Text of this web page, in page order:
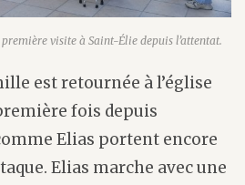
visite à Saint-Élie depuis l’attentat.
est retournée à l’église
fois depuis
Elias portent encore
Elias marche avec une